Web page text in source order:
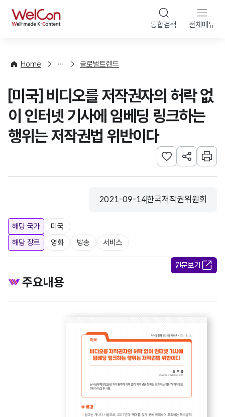
WelCon 통합검색 전체메뉴
Home
향
계
글로벌트렌드
[미국] 비디오를 저작권자의 허락 없
이 인터넷 기사에 임베딩 링크하는
행위는 저작권법 위반이다
관심사 등록하기
URL 공유하
인쇄
등록일
2021-09-14
수집기관
한국저작권위원회
해당 국가
미국
해당 장르
영화 방송 서비스
원문보기
주요내용